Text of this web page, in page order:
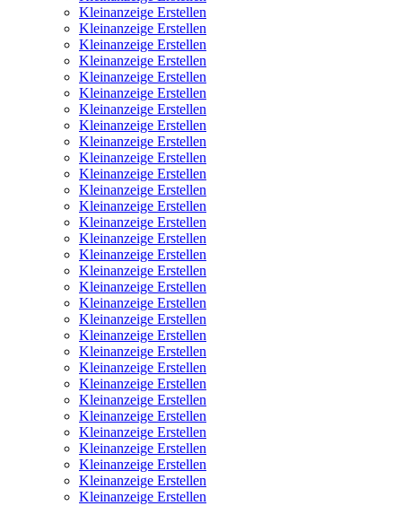
Kleinanzeige Erstellen
Kleinanzeige Erstellen
Kleinanzeige Erstellen
Kleinanzeige Erstellen
Kleinanzeige Erstellen
Kleinanzeige Erstellen
Kleinanzeige Erstellen
Kleinanzeige Erstellen
Kleinanzeige Erstellen
Kleinanzeige Erstellen
Kleinanzeige Erstellen
Kleinanzeige Erstellen
Kleinanzeige Erstellen
Kleinanzeige Erstellen
Kleinanzeige Erstellen
Kleinanzeige Erstellen
Kleinanzeige Erstellen
Kleinanzeige Erstellen
Kleinanzeige Erstellen
Kleinanzeige Erstellen
Kleinanzeige Erstellen
Kleinanzeige Erstellen
Kleinanzeige Erstellen
Kleinanzeige Erstellen
Kleinanzeige Erstellen
Kleinanzeige Erstellen
Kleinanzeige Erstellen
Kleinanzeige Erstellen
Kleinanzeige Erstellen
Kleinanzeige Erstellen
Kleinanzeige Erstellen